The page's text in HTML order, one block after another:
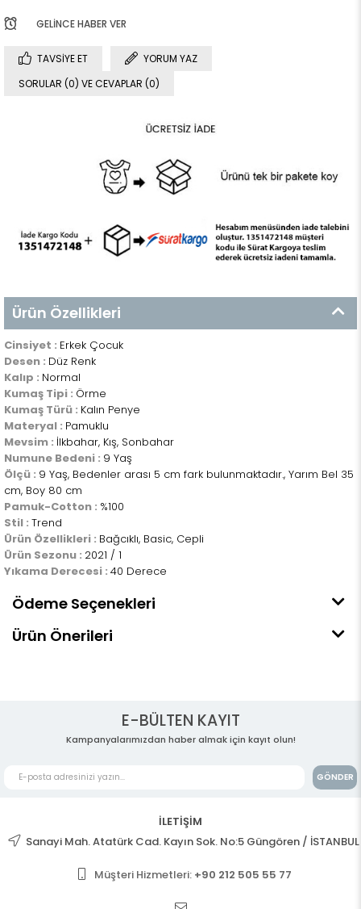
GELINCE HABER VER
TAVSIYE ET
YORUM YAZ
SORULAR (0) VE CEVAPLAR (0)
Ürün Özellikleri
Cinsiyet : Erkek Çocuk
Desen : Düz Renk
Kalıp : Normal
Kumaş Tipi : Örme
Kumaş Türü : Kalın Penye
Materyal : Pamuklu
Mevsim : İlkbahar, Kış, Sonbahar
Numune Bedeni : 9 Yaş
Ölçü : 9 Yaş, Bedenler arası 5 cm fark bulunmaktadır., Yarım Bel 35
cm, Boy 80 cm
Pamuk-Cotton : %100
Stil : Trend
Ürün Özellikleri : Bağcıklı, Basic, Cepli
Ürün Sezonu : 2021 / 1
Yıkama Derecesi : 40 Derece
Ödeme Seçenekleri
Ürün Önerileri
E-BÜLTEN KAYIT
Kampanyalarımızdan haber almak için kayıt olun!
GÖNDER
İLETİŞİM
Sanayi Mah. Atatürk Cad. Kayın Sok. No:5 Güngören / İSTANBUL
Müşteri Hizmetleri: +90 212 505 55 77